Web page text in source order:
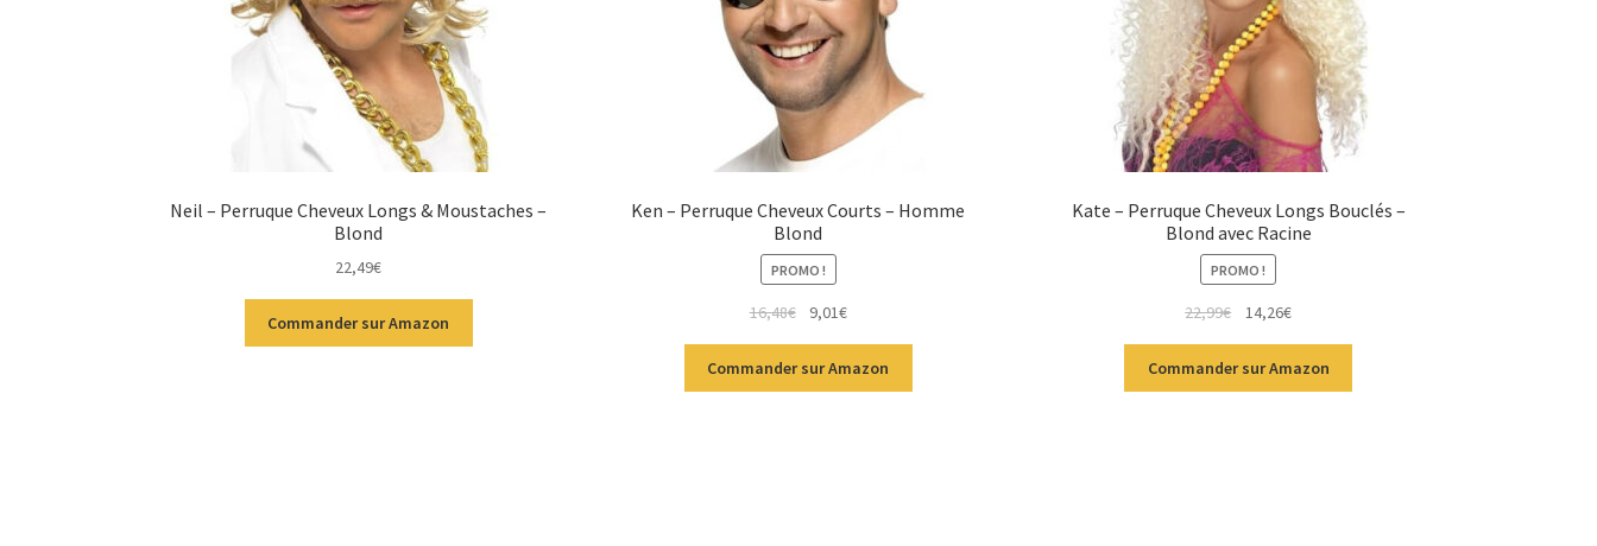
Neil – Perruque Cheveux Longs & Moustaches –
Blond
22,49€
Commander sur Amazon
Ken – Perruque Cheveux Courts – Homme
Blond
PROMO !
16,48€ 9,01€
Commander sur Amazon
Kate – Perruque Cheveux Longs Bouclés –
Blond avec Racine
PROMO !
22,99€ 14,26€
Commander sur Amazon